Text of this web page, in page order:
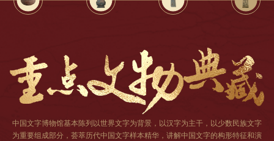
中国文字博物馆基本陈列以世界文字为背景 ， 以汉字为主干，以少数民族文字
为重要组成部分 ， 荟萃历代中国文字样本精华，讲解中国文字的构形特征和演